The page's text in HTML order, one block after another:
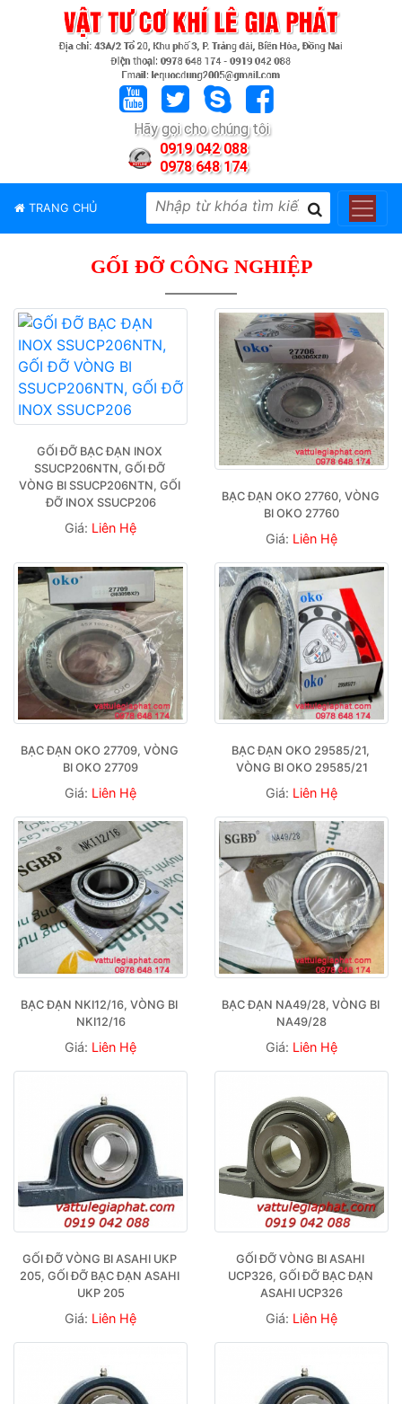
Hãy gọi cho chúng tôi
0919 042 088
0978 648 174
TRANG CHỦ
PHẨM
HIỆU
LIÊN
GỐI ĐỠ CÔNG NGHIỆP
GỐI ĐỠ BẠC ĐẠN INOX
SSUCP206NTN, GỐI ĐỠ
VÒNG BI SSUCP206NTN, GỐI
ĐỠ INOX SSUCP206
Giá: Liên Hệ
BẠC ĐẠN OKO 27760, VÒNG
BI OKO 27760
Giá: Liên Hệ
BẠC ĐẠN OKO 27709, VÒNG
BI OKO 27709
Giá: Liên Hệ
BẠC ĐẠN OKO 29585/21,
VÒNG BI OKO 29585/21
Giá: Liên Hệ
BẠC ĐẠN NKI12/16, VÒNG BI
NKI12/16
Giá: Liên Hệ
BẠC ĐẠN NA49/28, VÒNG BI
NA49/28
Giá: Liên Hệ
GỐI ĐỠ VÒNG BI ASAHI UKP
205, GỐI ĐỠ BẠC ĐẠN ASAHI
UKP 205
Giá: Liên Hệ
GỐI ĐỠ VÒNG BI ASAHI
UCP326, GỐI ĐỠ BẠC ĐẠN
ASAHI UCP326
Giá: Liên Hệ